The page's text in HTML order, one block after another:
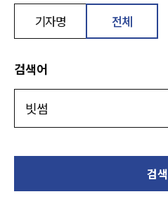
기자명 전체
검색어
검색